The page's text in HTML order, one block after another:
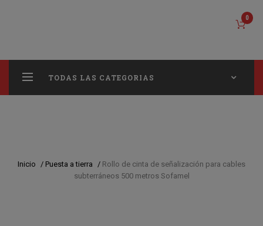
0
TODAS LAS CATEGORIAS
Inicio / Puesta a tierra / Rollo de cinta de señalización para cables
subterráneos 500 metros Sofamel